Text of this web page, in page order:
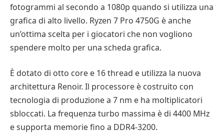
fotogrammi al secondo a 1080p quando si utilizza una
grafica di alto livello. Ryzen 7 Pro 4750G è anche
un’ottima scelta per i giocatori che non vogliono
spendere molto per una scheda grafica.
È dotato di otto core e 16 thread e utilizza la nuova
architettura Renoir. Il processore è costruito con
tecnologia di produzione a 7 nm e ha moltiplicatori
sbloccati. La frequenza turbo massima è di 4400 MHz
e supporta memorie fino a DDR4-3200.